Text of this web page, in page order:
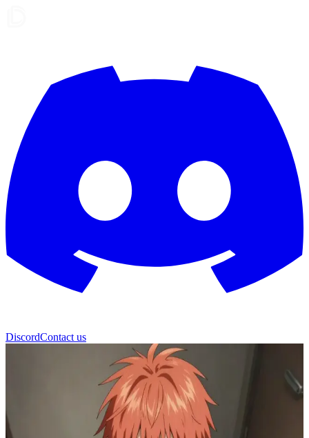
DiscordContact us